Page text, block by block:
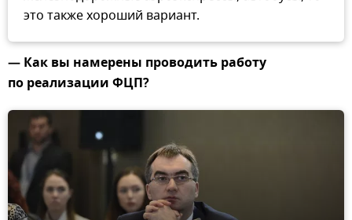
это также хороший вариант.
— Как вы намерены проводить работу
по реализации ФЦП?